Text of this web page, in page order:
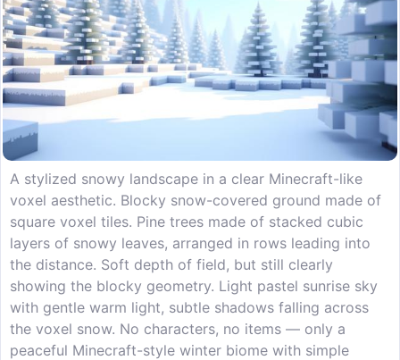
A stylized snowy landscape in a clear Minecraft-like
voxel aesthetic. Blocky snow-covered ground made of
square voxel tiles. Pine trees made of stacked cubic
layers of snowy leaves, arranged in rows leading into
the distance. Soft depth of field, but still clearly
showing the blocky geometry. Light pastel sunrise sky
with gentle warm light, subtle shadows falling across
the voxel snow. No characters, no items — only a
peaceful Minecraft-style winter biome with simple